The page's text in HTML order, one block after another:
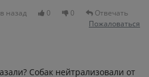
назад 0 0
Отвечать
Пожаловаться
Собак нейтрализовали от